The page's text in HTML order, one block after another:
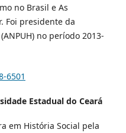
no Brasil e As
Foi presidente da
no período 2013-
6501
Estadual do Ceará
em História Social pela